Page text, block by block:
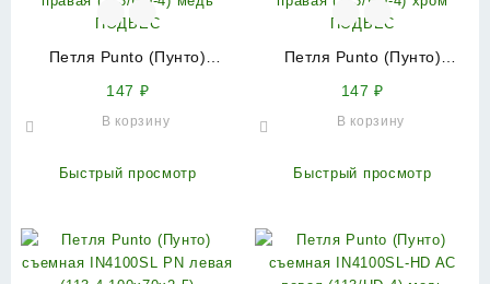
Петля Punto (Пунто)
ПОДВЕС
147 ₽
В корзину
Быстрый просмотр
Петля Punto (Пунто)
ПОДВЕС
147₽
В корзину
Быстрый просмотр